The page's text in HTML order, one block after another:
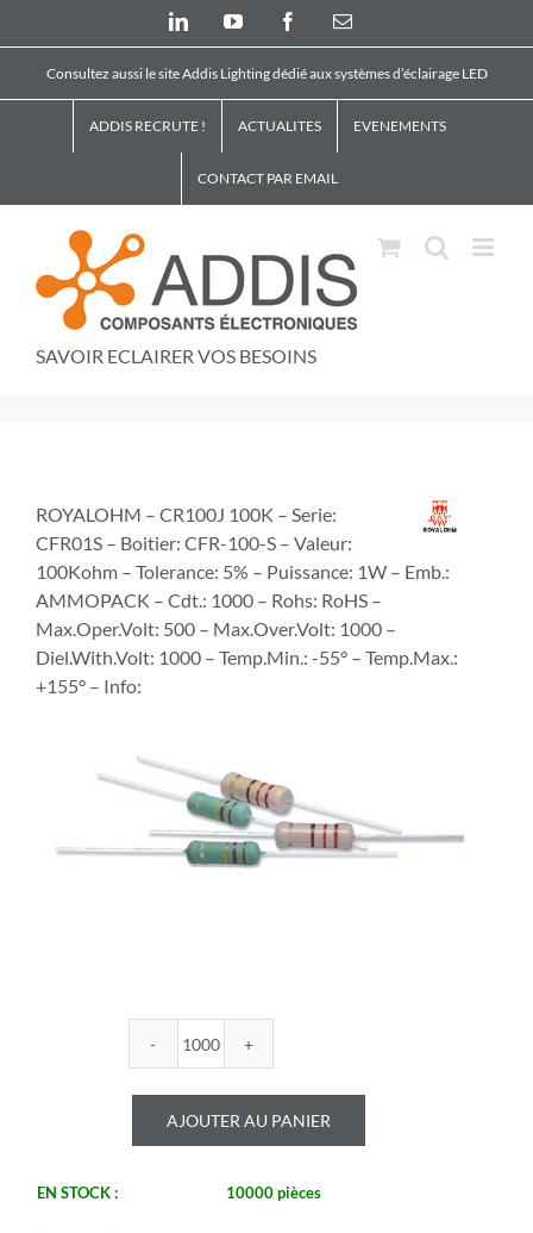
LinkedInYouTube FacebookEmail
Consultez aussi le site Addis Lighting dédié aux systèmes d’éclairage LED
ADDIS RECRUTE ! ACTUALITES EVENEMENTS
CONTACT PAR EMAIL
SAVOIR ECLAIRER VOS BESOINS
ROYALOHM – CR100J 100K – Serie:
CFR01S – Boitier: CFR-100-S – Valeur:
100Kohm – Tolerance: 5% – Puissance: 1W – Emb.:
AMMOPACK – Cdt.: 1000 – Rohs: RoHS –
Max.Oper.Volt: 500 – Max.Over.Volt: 1000 –
Diel.With.Volt: 1000 – Temp.Min.: -55° – Temp.Max.:
+155° – Info:
quantité
-
CR100J
AJOUTER AU PANIER
EN STOCK : 10000 pièces